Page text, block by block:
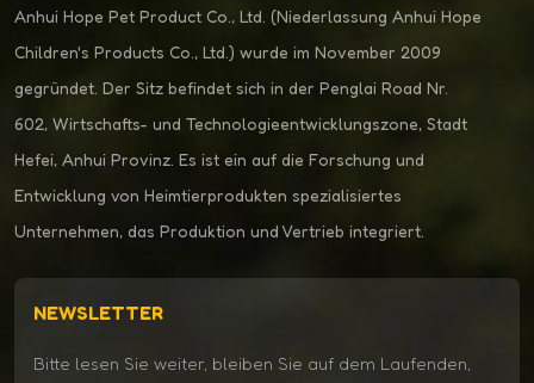
Anhui Hope Pet Product Co., Ltd. (Niederlassung Anhui Hope
Children's Products Co., Ltd.) wurde im November 2009
gegründet. Der Sitz befindet sich in der Penglai Road Nr.
602, Wirtschafts- und Technologieentwicklungszone, Stadt
Hefei, Anhui Provinz. Es ist ein auf die Forschung und
Entwicklung von Heimtierprodukten spezialisiertes
Unternehmen, das Produktion und Vertrieb integriert.
NEWSLETTER
Bitte lesen Sie weiter, bleiben Sie auf dem Laufenden,